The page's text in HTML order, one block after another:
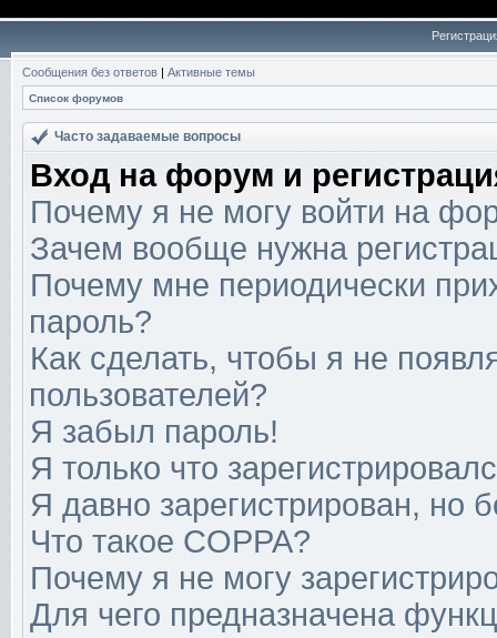
Сообщения без ответов | Активные темы
Список форумов
Часто задаваемые вопросы
Вход на форум и
Почему я не могу войти на
Зачем вообще нужна
Почему мне периодически
пароль?
Как сделать, чтобы я не
пользователей?
Я забыл пароль!
Я только что
Я давно зарегистрирован, но
Что такое COPPA?
Почему я не могу
Для чего предназначена